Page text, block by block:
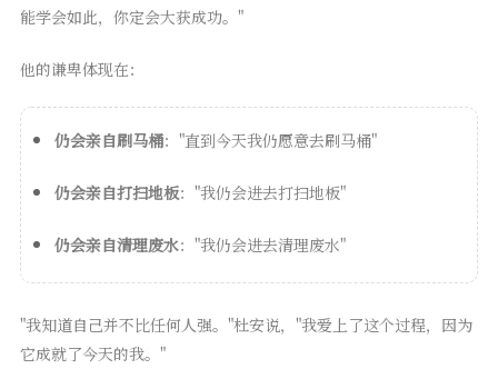
能学会如此，你定会大获成功。"
他的谦卑体现在：
仍会亲自刷马桶："直到今天我仍愿意去刷马桶"
仍会亲自打扫地板："我仍会进去打扫地板"
仍会亲自清理废水："我仍会进去清理废水"
"我知道自己并不比任何人强。"杜安说，"我爱上了这个过程，因为
它成就了今天的我。"